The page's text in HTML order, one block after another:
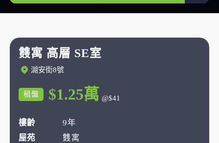
䨇寓 高層 SE室
湖安街8號
租盤 $1.25萬 @$41
樓齡
9年
屋苑
䨇寓